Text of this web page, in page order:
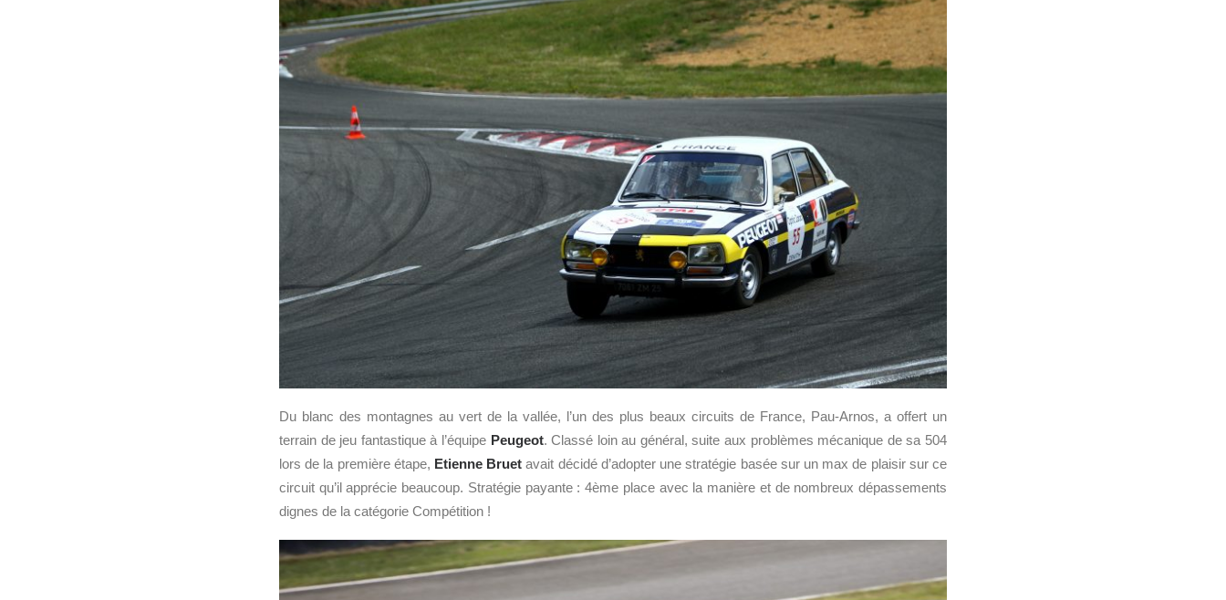
Du blanc des montagnes au vert de la vallée, l’un des plus beaux circuits de France, Pau-Arnos, a offert un
terrain de jeu fantastique à l’équipe Peugeot. Classé loin au général, suite aux problèmes mécanique de sa 504
lors de la première étape, Etienne Bruet avait décidé d’adopter une stratégie basée sur un max de plaisir sur ce
circuit qu’il apprécie beaucoup. Stratégie payante : 4ème place avec la manière et de nombreux dépassements
dignes de la catégorie Compétition !